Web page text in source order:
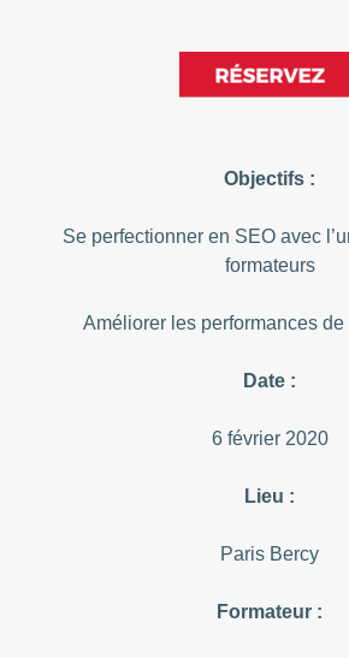
Objectifs :
Se perfectionner en SEO avec
formateurs
Améliorer les performances
Date :
6 février 2020
Lieu :
Paris Bercy
Formateur :